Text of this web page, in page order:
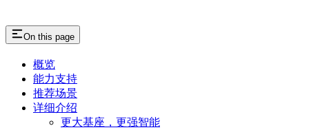
On this page
概览
能力支持
推荐场景
详细介绍
更大基座，更强智能